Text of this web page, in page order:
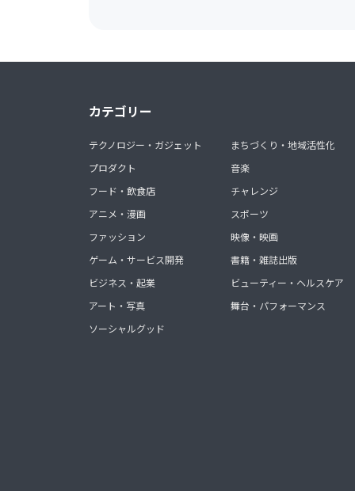
カテゴリー
テクノロジー・ガジェット
プロダクト
フード・飲食店
アニメ・漫画
ファッション
ゲーム・サービス開発
ビジネス・起業
アート・写真
ソーシャルグッド
まちづくり・地域活性化
音楽
チャレンジ
スポーツ
映像・映画
書籍・雑誌出版
ビューティー・ヘルスケア
舞台・パフォーマンス